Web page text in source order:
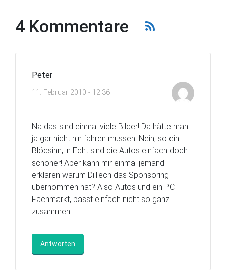
4 Kommentare
Peter
11. Februar 2010 - 12:36
Na das sind einmal viele Bilder! Da hätte man
ja gar nicht hin fahren müssen! Nein, so ein
Blödsinn, in Echt sind die Autos einfach doch
schöner! Aber kann mir einmal jemand
erklären warum DiTech das Sponsoring
übernommen hat? Also Autos und ein PC
Fachmarkt, passt einfach nicht so ganz
zusammen!
Antworten